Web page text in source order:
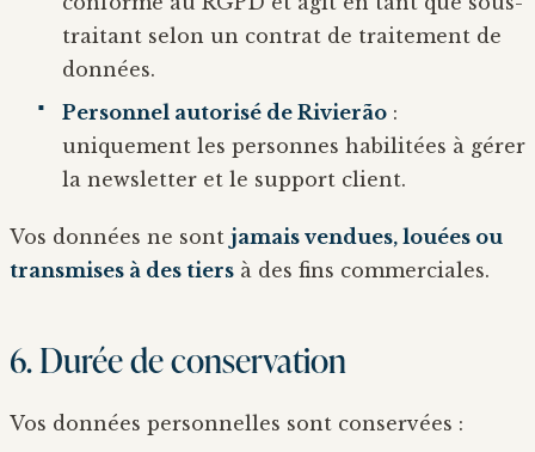
traitant selon un contrat de traitement de
données.
Personnel autorisé de Rivierão :
uniquement les personnes habilitées à gérer
la newsletter et le support client.
Vos données ne sont jamais vendues, louées ou
transmises à des tiers à des fins commerciales.
6. Durée de conservation
Vos données personnelles sont conservées :